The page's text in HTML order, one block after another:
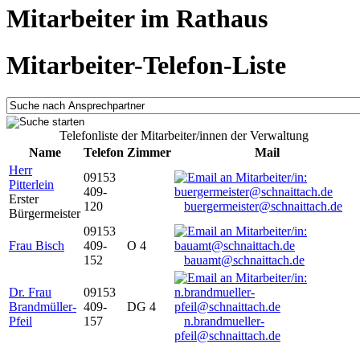
Mitarbeiter im Rathaus
Mitarbeiter-Telefon-Liste
Telefonliste der Mitarbeiter/innen der Verwaltung
Name
Telefon Zimmer
Mail
Herr
Pitterlein
Erster
Bürgermeister
09153
409-
120
buergermeister@schnaittach.de
Frau Bisch
09153
409-
152
O 4
bauamt@schnaittach.de
Dr. Frau
Brandmüller-
Pfeil
09153
409-
157
DG 4
n.brandmueller-
pfeil@schnaittach.de